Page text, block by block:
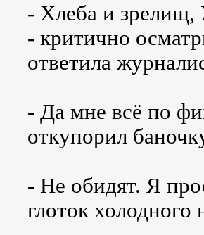
- Хлеба и зрелищ,
- критично
ответила
- Да мне всё по
откупорил
- Не обидят. Я
глоток холодного